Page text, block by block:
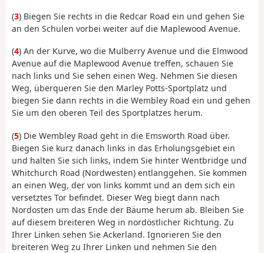
(3) Biegen Sie rechts in die Redcar Road ein und gehen Sie
an den Schulen vorbei weiter auf die Maplewood Avenue.
(4) An der Kurve, wo die Mulberry Avenue und die Elmwood
Avenue auf die Maplewood Avenue treffen, schauen Sie
nach links und Sie sehen einen Weg. Nehmen Sie diesen
Weg, überqueren Sie den Marley Potts-Sportplatz und
biegen Sie dann rechts in die Wembley Road ein und gehen
Sie um den oberen Teil des Sportplatzes herum.
(5) Die Wembley Road geht in die Emsworth Road über.
Biegen Sie kurz danach links in das Erholungsgebiet ein
und halten Sie sich links, indem Sie hinter Wentbridge und
Whitchurch Road (Nordwesten) entlanggehen. Sie kommen
an einen Weg, der von links kommt und an dem sich ein
versetztes Tor befindet. Dieser Weg biegt dann nach
Nordosten um das Ende der Bäume herum ab. Bleiben Sie
auf diesem breiteren Weg in nordöstlicher Richtung. Zu
Ihrer Linken sehen Sie Ackerland. Ignorieren Sie den
breiteren Weg zu Ihrer Linken und nehmen Sie den